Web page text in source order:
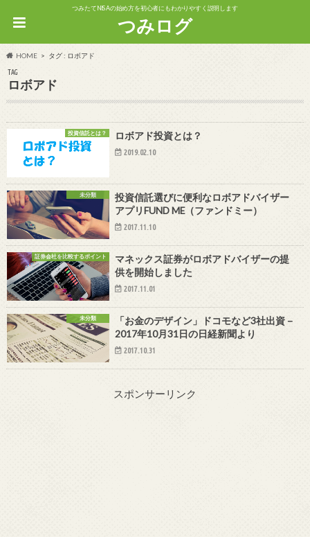
つみたてNISAの始め方を初心者にもわかりやすく説明します
つみログ
HOME タグ : ロボアド
TAG
ロボアド
投資信託とは？ ロボアド投資とは？
2019.02.10
未分類
投資信託選びに便利なロボアドバイザー
アプリFUND ME（ファンドミー）
2017.11.10
証券会社を比較するポイント
マネックス証券がロボアドバイザーの提
供を開始しました
2017.11.01
未分類
「お金のデザイン」ドコモなど3社出資－
2017年10月31日の日経新聞より
2017.10.31
スポンサーリンク